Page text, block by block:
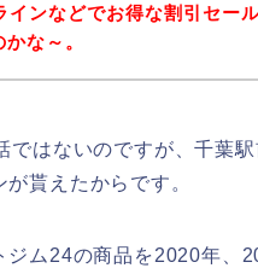
インなどでお得な割引セー
な～。
はないのですが、千葉
貰えたからです。
ジム24の商品を2020年、